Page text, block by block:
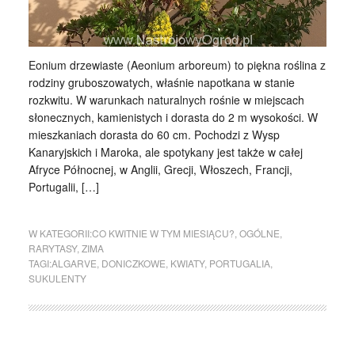
Eonium drzewiaste (Aeonium arboreum) to piękna roślina z
rodziny gruboszowatych, właśnie napotkana w stanie
rozkwitu. W warunkach naturalnych rośnie w miejscach
słonecznych, kamienistych i dorasta do 2 m wysokości. W
mieszkaniach dorasta do 60 cm. Pochodzi z Wysp
Kanaryjskich i Maroka, ale spotykany jest także w całej
Afryce Północnej, w Anglii, Grecji, Włoszech, Francji,
Portugalii, […]
W KATEGORII:CO KWITNIE W TYM MIESIĄCU? OGÓLNE
RARYTASY, ZIMA
TAGI:ALGARVE DONICZKOWE KWIATY, PORTUGALIA,
SUKULENTY